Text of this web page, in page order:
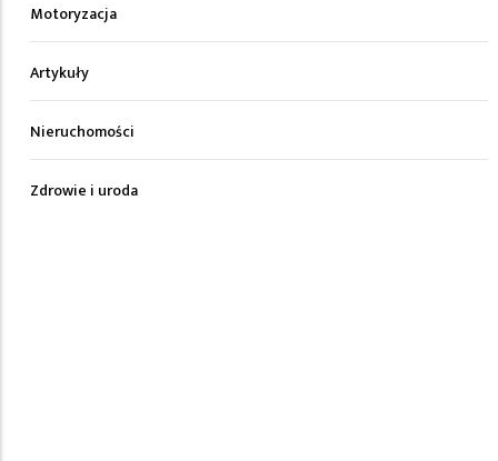
Motoryzacja
Artykuły
Nieruchomości
Zdrowie i uroda